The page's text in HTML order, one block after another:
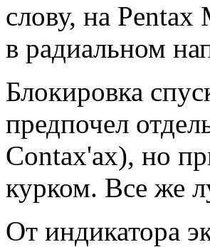
слову, на Pentax
в радиальном
Блокировка
предпочел
Contax'ах), но
курком. Все же
От индикатора